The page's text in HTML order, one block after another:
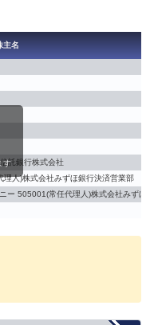
主名
託銀行株式会社
人)株式会社みずほ銀行決済営業部
ー 505001(常任代理人)株式会社みずほ
す